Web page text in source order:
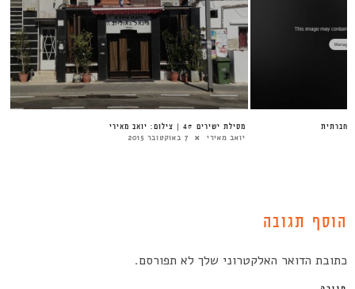
מסילת ישירים 4# | צילום: יואב מאירי
יואב מאירי 7 באוקטובר 2015
הוסף תגובה
כתובת הדואר האלקטרוני שלך לא תפורסם.